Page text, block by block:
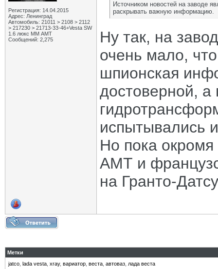
Регистрация: 14.04.2015
Адрес: Ленинград
Автомобиль: 21011 > 2108 > 2112
> 217230 > 21713-33-46+Vesta SW
1.6 люкс ММ АМТ
Сообщений: 2,275
Источником новостей на заводе
раскрывать важную информацию.
Ну так, на
очень мало,
шпионская
достоверной, а
испытывались
Но пока
АМТ и
на Гранто-
Метки
jatco lada vesta xray, вариатор веста автоваз лада веста